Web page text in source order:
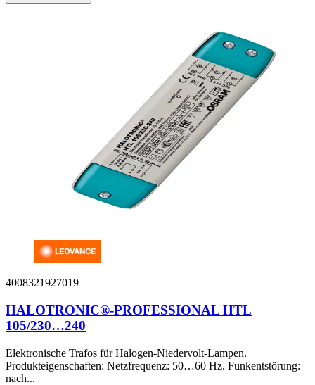
4008321927019
HALOTRONIC®-PROFESSIONAL HTL
105/230…240
Elektronische Trafos für Halogen-Niedervolt-Lampen.
Produkteigenschaften: Netzfrequenz: 50…60 Hz. Funkentstörung:
nach...